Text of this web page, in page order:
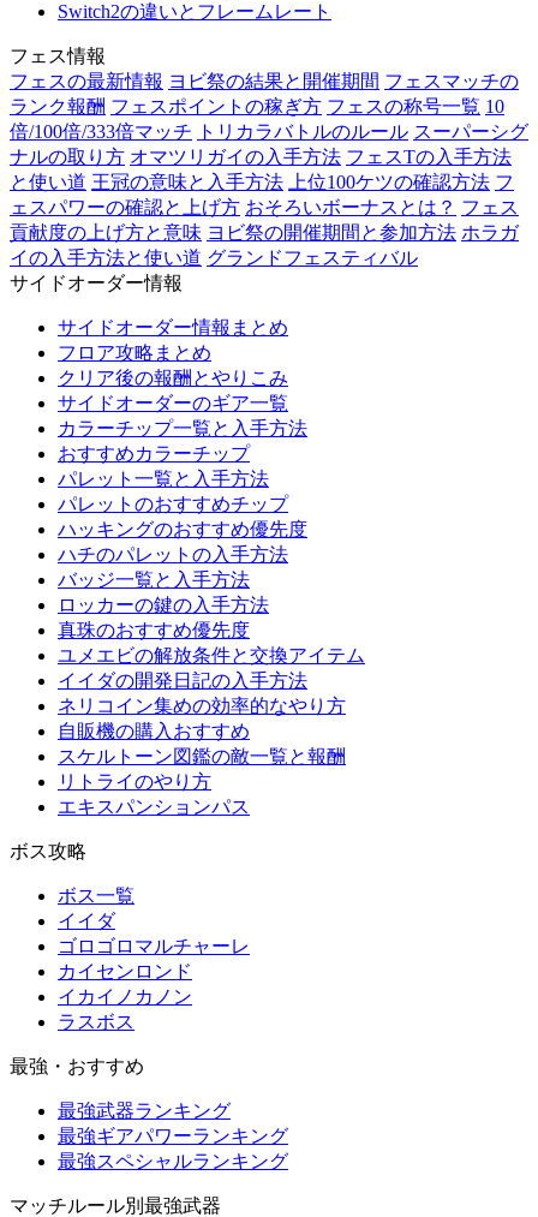
Switch2の違いとフレームレート
フェス情報
フェスの最新情報 ヨビ祭の結果と開催期間 フェスマッチの
ランク報酬 フェスポイントの稼ぎ方 フェスの称号一覧 10
倍/100倍/333倍マッチ
トリカラバトルのルール スーパーシグ
ナルの取り方 オマツリガイの入手方法 フェスTの入手方法
と使い道 王冠の意味と入手方法 上位100ケツの確認方法 フ
ェスパワーの確認と上げ方 おそろいボーナスとは？ フェス
貢献度の上げ方と意味 ヨビ祭の開催期間と参加方法 ホラガ
イの入手方法と使い道 グランドフェスティバル
サイドオーダー情報
サイドオーダー情報まとめ
フロア攻略まとめ
クリア後の報酬とやりこみ
サイドオーダーのギア一覧
カラーチップ一覧と入手方法
おすすめカラーチップ
パレット一覧と入手方法
パレットのおすすめチップ
ハッキングのおすすめ優先度
ハチのパレットの入手方法
バッジ一覧と入手方法
ロッカーの鍵の入手方法
真珠のおすすめ優先度
ユメエビの解放条件と交換アイテム
イイダの開発日記の入手方法
ネリコイン集めの効率的なやり方
自販機の購入おすすめ
スケルトーン図鑑の敵一覧と報酬
リトライのやり方
エキスパンションパス
ボス攻略
ボス一覧
イイダ
ゴロゴロマルチャーレ
カイセンロンド
イカイノカノン
ラスボス
最強・おすすめ
最強武器ランキング
最強ギアパワーランキング
最強スペシャルランキング
マッチルール別最強武器